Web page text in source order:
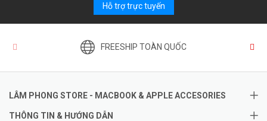
Hỗ trợ trực tuyến
FREESHIP TOÀN QUỐC
LÂM PHONG STORE - MACBOOK & APPLE ACCESORIES
THÔNG TIN & HƯỚNG DẪN